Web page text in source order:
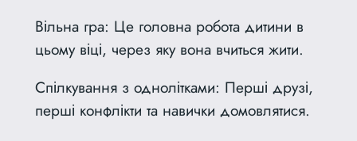
Вільна гра: Це головна робота дитини в
цьому віці, через яку вона вчиться жити.
Спілкування з однолітками: Перші друзі,
перші конфлікти та навички домовлятися.